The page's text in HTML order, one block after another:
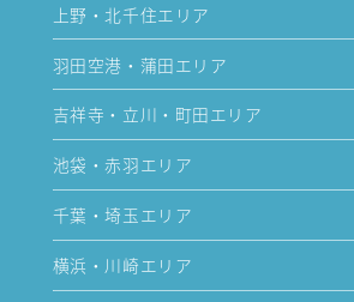
上野・北千住エリア
羽田空港・蒲田エリア
吉祥寺・立川・町田エリア
池袋・赤羽エリア
千葉・埼玉エリア
横浜・川崎エリア